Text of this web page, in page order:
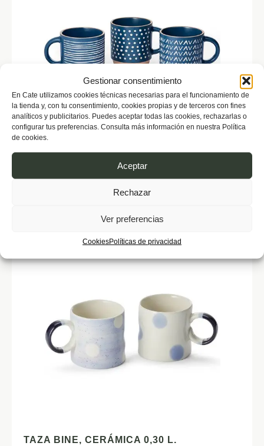
Gestionar consentimiento
En Cate utilizamos cookies técnicas necesarias para el funcionamiento de
la tienda y, con tu consentimiento, cookies propias y de terceros con fines
analíticos y publicitarios. Puedes aceptar todas las cookies, rechazarlas o
configurar tus preferencias. Consulta más información en nuestra Política
de cookies.
Aceptar
Rechazar
Ver preferencias
CookiesPolíticas de privacidad
TAZA BINE, CERÁMICA 0,30 L.